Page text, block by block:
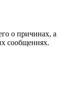
о причинах, а
сообщениях.